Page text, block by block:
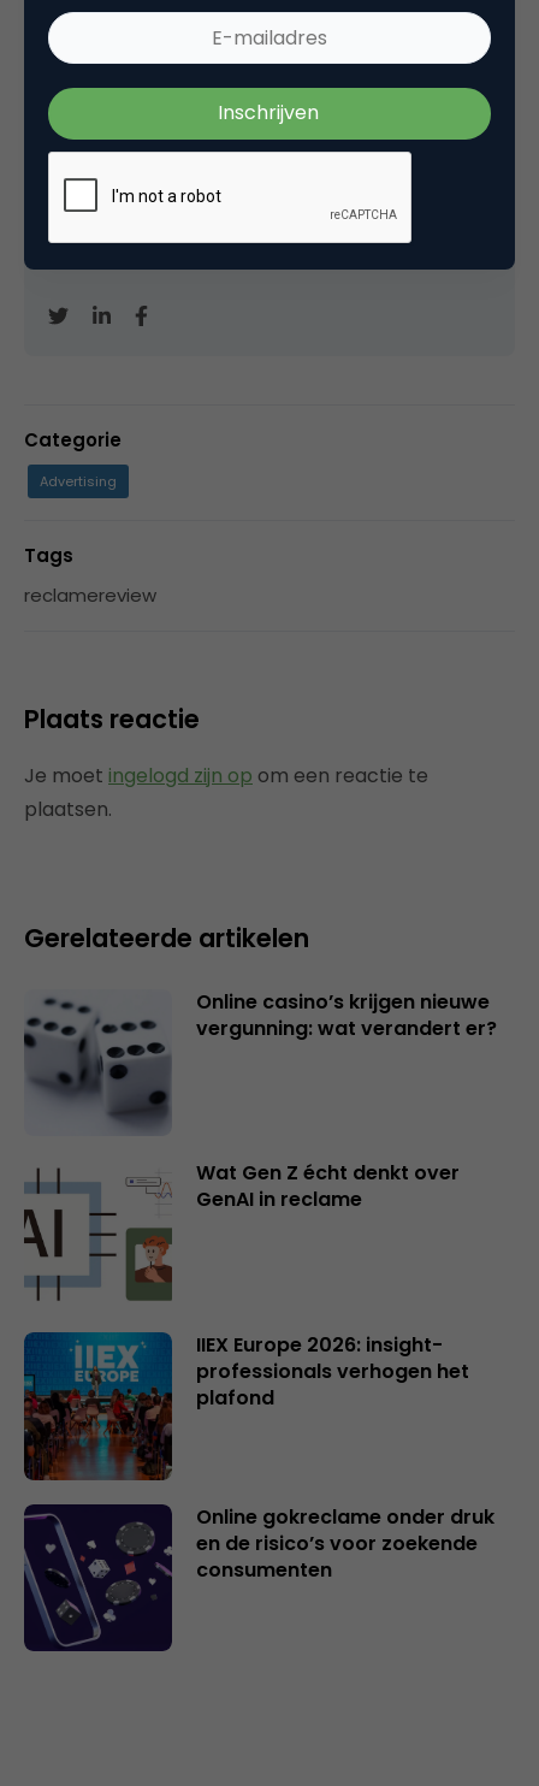
David Brinks
Eigenaar bijHardcopy
Freelance (SEO-)copywriter
. Blogt ook op
Categorie
Advertising
Tags
reclamereview
Plaats reactie
Je moet ingelogd zijn op om een reactie te
plaatsen.
Gerelateerde artikelen
Online casino’s krijgen nieuwe
vergunning: wat verandert er?
Wat Gen Z écht denkt over
GenAI in reclame
IIEX Europe 2026: insight-
professionals verhogen het
plafond
Online gokreclame onder druk
en de risico’s voor zoekende
consumenten